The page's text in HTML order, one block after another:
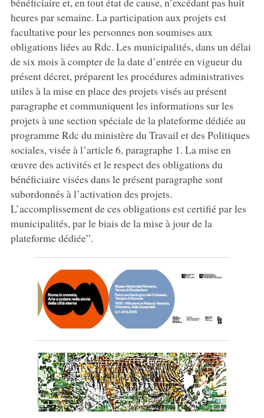
heures par semaine. La participation aux projets est
facultative pour les personnes non soumises aux
obligations liées au Rdc. Les municipalités, dans un délai
de six mois à compter de la date d’entrée en vigueur du
présent décret, préparent les procédures administratives
utiles à la mise en place des projets visés au présent
paragraphe et communiquent les informations sur les
projets à une section spéciale de la plateforme dédiée au
programme Rdc du ministère du Travail et des Politiques
sociales, visée à l’article 6, paragraphe 1. La mise en
œuvre des activités et le respect des obligations du
bénéficiaire visées dans le présent paragraphe sont
subordonnés à l’activation des projets.
L’accomplissement de ces obligations est certifié par les
municipalités, par le biais de la mise à jour de la
plateforme dédiée”.